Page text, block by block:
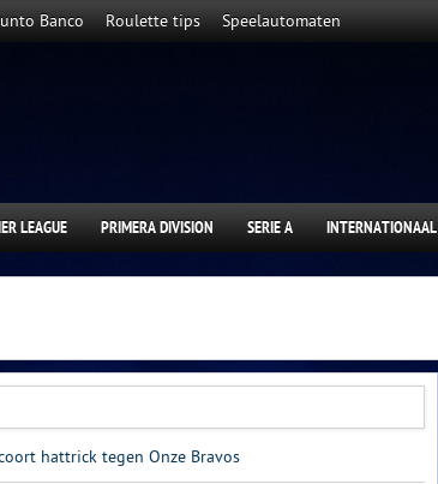
Banco Roulette tips Speelautomaten
LEAGUE PRIMERA DIVISION SERIE A INTERNATIONAAL
hattrick tegen Onze Bravos